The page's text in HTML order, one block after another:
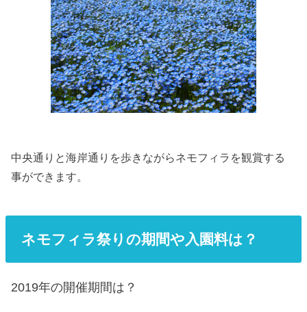
中央通りと海岸通りを歩きながらネモフィラを観賞する
事ができます。
ネモフィラ祭りの期間や入園料は？
2019年の開催期間は？